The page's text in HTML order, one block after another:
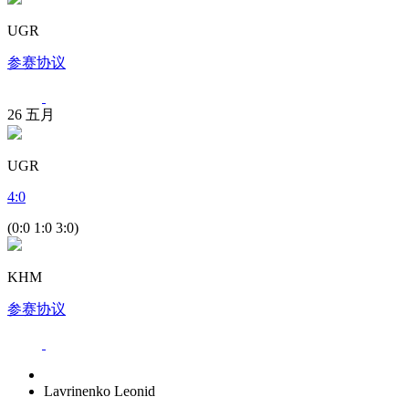
UGR
参赛协议
26 五月
UGR
4:0
(0:0 1:0 3:0)
KHM
参赛协议
Lavrinenko Leonid